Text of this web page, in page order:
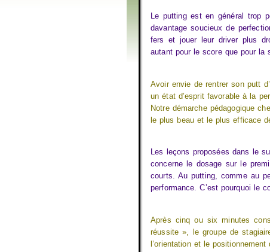
Le putting est en général trop
davantage soucieux de
fers et jouer leur driver plus
autant pour le score que pour la
Avoir envie de rentrer son putt
un état d’esprit favorable à la
Notre démarche pédagogique
le plus beau et le plus efficace
Les leçons proposées dans le
concerne le dosage sur le
courts. Au putting, comme au
performance. C’est pourquoi le
Après cinq ou six minutes
réussite », le groupe de
l’orientation et le positionnement